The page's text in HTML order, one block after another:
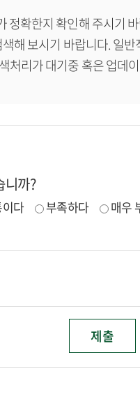
정확한지 확인해 주시기
해 보시기 바랍니다. 일
처리가 대기중 혹은 업데
니까?
다 부족하다 매우
제출